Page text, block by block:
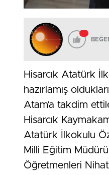
Hisarcık Atatürk
hazırlamış
Atam’a takdim
Hisarcık
Atatürk İlkokulu
Milli Eğitim
Öğretmenleri